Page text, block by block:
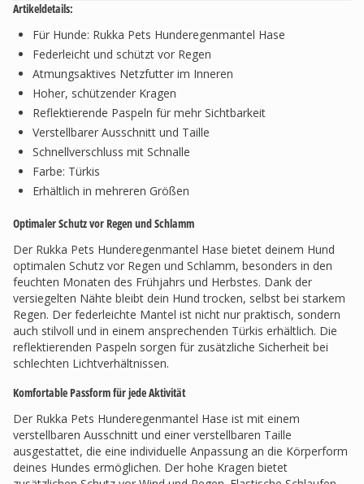
Artikeldetails:
Für Hunde: Rukka Pets Hunderegenmantel Hase
Federleicht und schützt vor Regen
Atmungsaktives Netzfutter im Inneren
Hoher, schützender Kragen
Reflektierende Paspeln für mehr Sichtbarkeit
Verstellbarer Ausschnitt und Taille
Schnellverschluss mit Schnalle
Farbe: Türkis
Erhältlich in mehreren Größen
Optimaler Schutz vor Regen und Schlamm
Der Rukka Pets Hunderegenmantel Hase bietet deinem Hund
optimalen Schutz vor Regen und Schlamm, besonders in den
feuchten Monaten des Frühjahrs und Herbstes. Dank der
versiegelten Nähte bleibt dein Hund trocken, selbst bei starkem
Regen. Der federleichte Mantel ist nicht nur praktisch, sondern
auch stilvoll und in einem ansprechenden Türkis erhältlich. Die
reflektierenden Paspeln sorgen für zusätzliche Sicherheit bei
schlechten Lichtverhältnissen.
Komfortable Passform für jede Aktivität
Der Rukka Pets Hunderegenmantel Hase ist mit einem
verstellbaren Ausschnitt und einer verstellbaren Taille
ausgestattet, die eine individuelle Anpassung an die Körperform
deines Hundes ermöglichen. Der hohe Kragen bietet